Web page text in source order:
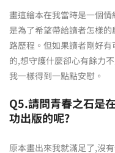
畫這繪本在我當時是一個
是為了希望帶給讀者怎樣
路歷程。但如果讀者剛好
的,想守護什麼卻心有餘力
我一樣得到一點點安慰。
Q5.請問青春之石是
功出版的呢?
原本畫出來我就滿足了,沒